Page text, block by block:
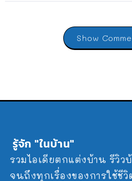
Show
รู้จัก "ในบ้าน"
รวมไอเดียตกแต่งบ้าน รีวิว
จนถึงทุกเรื่องของการใช้